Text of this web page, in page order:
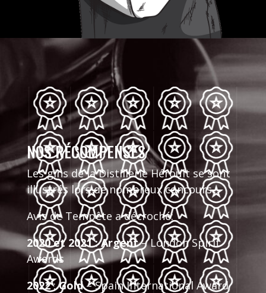
NOS RÉCOMPENSES
Les gins de la Distillerie Héroult se sont
illustrés lors de nombreux concours.
Avis de Tempête a décroché:
2020 et 2021 :Argent– London Spirit
Awards
2022:Gold– Spain International Award